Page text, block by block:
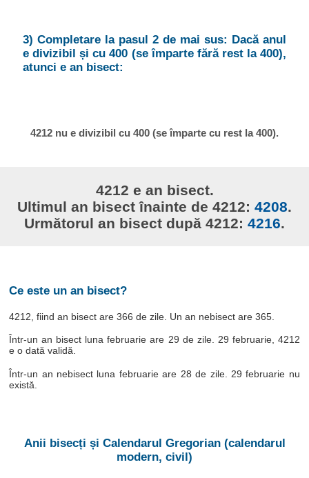
3) Completare la pasul 2 de mai sus: Dacă anul
e divizibil și cu 400 (se împarte fără rest la 400),
atunci e an bisect:
4212 nu e divizibil cu 400 (se împarte cu rest la 400).
4212 e an bisect.
Ultimul an bisect înainte de 4212: 4208.
Următorul an bisect după 4212: 4216.
Ce este un an bisect?
4212, fiind an bisect are 366 de zile. Un an nebisect are 365.
Într-un an bisect luna februarie are 29 de zile. 29 februarie, 4212
e o dată validă.
Într-un an nebisect luna februarie are 28 de zile. 29 februarie nu
există.
Anii bisecți și Calendarul Gregorian (calendarul
modern, civil)